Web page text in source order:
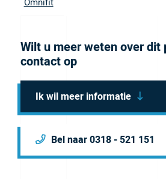
Wilt u meer weten over dit
contact op
Ik wil meer informatie
Bel naar 0318 - 521 151